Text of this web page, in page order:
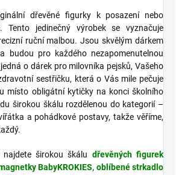
dřevěné figurky k posazení nebo
Tento jedinečný výrobek se vyznačuje
ruční malbou. Jsou skvělým dárkem
budou pro každého nezapomenutelnou
o dárek pro milovníka pejsků, Vašeho
sestřičku, která o Vás mile pečuje
místo obligátní kytičky na konci školního
širokou škálu rozdělenou do kategorií –
a pohádkové postavy, takže věříme,
širokou škálu dřevěných figurek
BabyKROKIES, oblíbené strkadlo